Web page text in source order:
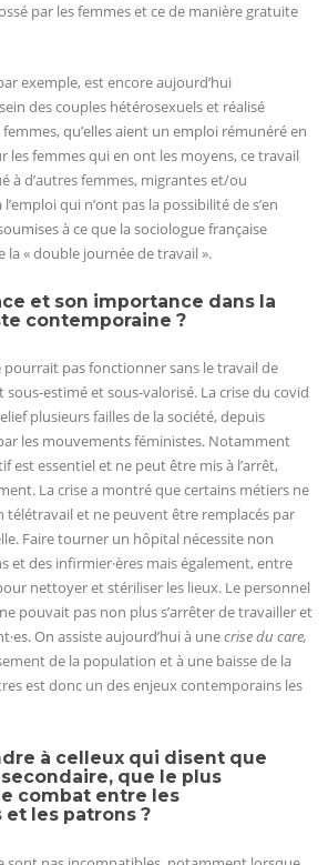
par les femmes et ce de manière gratuite
exemple, est encore aujourd’hui
des couples hétérosexuels et réalisé
qu’elles aient un emploi rémunéré en
les femmes qui en ont les moyens, ce travail
à d’autres femmes, migrantes et/ou
qui n’ont pas la possibilité de s’en
à ce que la sociologue française
la « double journée de travail ».
et son importance dans la
contemporaine ?
pourrait pas fonctionner sans le travail de
estimé et sous-valorisé. La crise du covid
plusieurs failles de la société, depuis
les mouvements féministes. Notamment
est essentiel et ne peut être mis à l’arrêt,
La crise a montré que certains métiers ne
télétravail et ne peuvent être remplacés par
Faire tourner un hôpital nécessite non
et des infirmier·ères mais également, entre
nettoyer et stériliser les lieux. Le personnel
pouvait pas non plus s’arrêter de travailler et
On assiste aujourd’hui à unecrise du care,
de la population et à une baisse de la
est donc un des enjeux contemporains les
à celleux qui disent que
que le plus
combat entre les
et les patrons ?